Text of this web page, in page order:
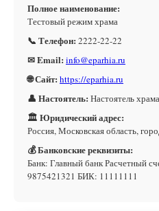
Полное наименование:
Тестовый режим храма
📞 Телефон: 2222-22-22
✉ Email: info@eparhia.ru
🌐 Сайт: https://eparhia.ru
👤 Настоятель: Настоятель храма
🏛 Юридический адрес:
Россия, Московская область,
💰 Банковские реквизиты:
Банк: Главный банк Расчетный
9875421321 БИК: 11111111